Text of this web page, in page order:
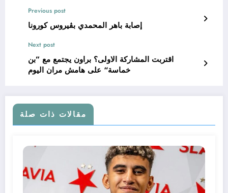
Previous post
إصابة باهر المحمدي بڤيروس كورونا
Next post
اقتربت المشاركة الاولى؟ براون يجتمع مع ”بن
خماسة“ على هامش مران اليوم
مقالات ذات صلة